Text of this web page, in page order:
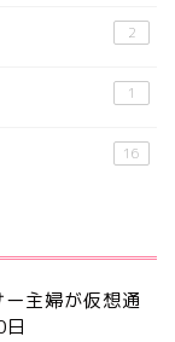
2
1
16
ー主婦が仮想通